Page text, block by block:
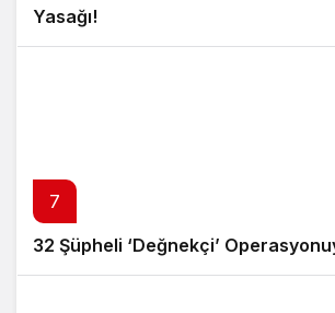
Yasağı!
7
32 Şüpheli ‘Değnekçi’